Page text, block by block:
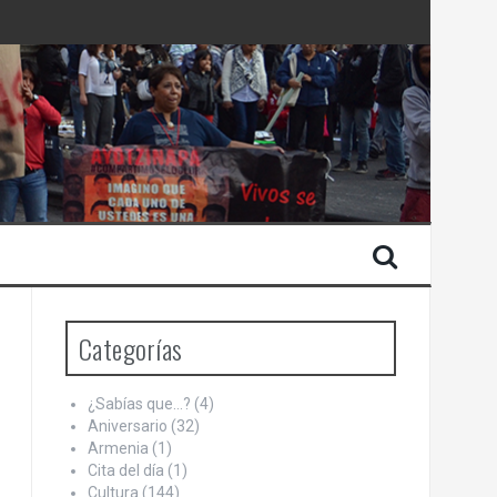
de Israel
Categorías
¿Sabías que…? (4)
Aniversario (32)
Armenia (1)
Cita del día (1)
Cultura (144)